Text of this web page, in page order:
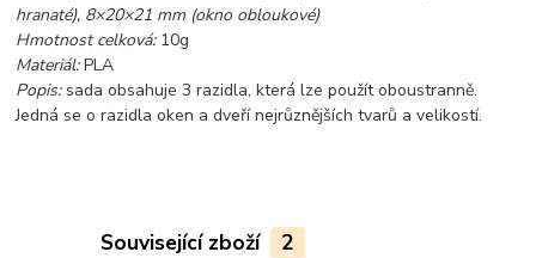
hranaté), 8×20×21 mm (okno obloukové)
Hmotnost celková:10g
Materiál:PLA
Popis:sada obsahuje 3 razidla, která lze použít oboustranně.
Jedná se o razidla oken a dveří nejrůznějších tvarů a velikostí.
Související zboží 2